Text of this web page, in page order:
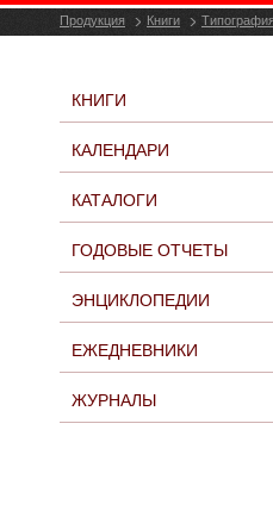
Продукция Книги
КНИГИ
КАЛЕНДАРИ
КАТАЛОГИ
ГОДОВЫЕ ОТЧЕТЫ
ЭНЦИКЛОПЕДИИ
ЕЖЕДНЕВНИКИ
ЖУРНАЛЫ